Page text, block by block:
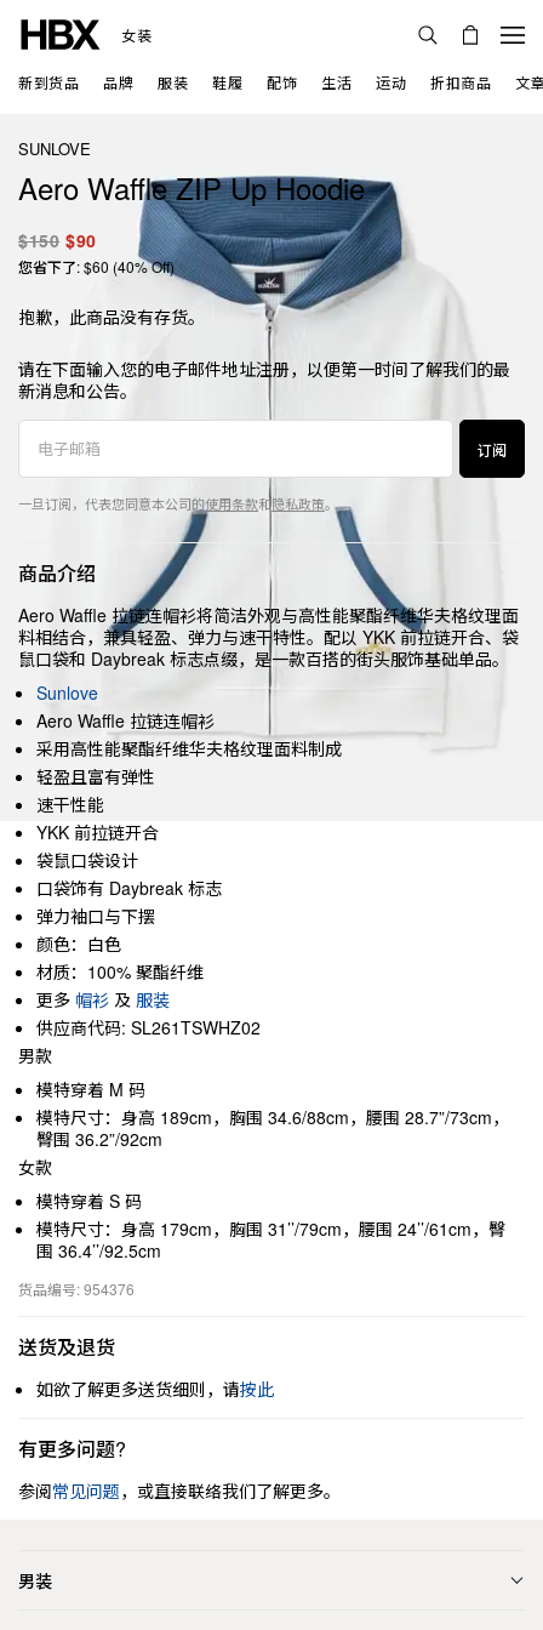
女装
新到货品 品牌 服装 鞋履 配饰 生活 运动 折扣商品 文
SUNLOVE
Aero Waffle ZIP Up Hoodie
$150 $90
您省下了: $60 (40% Off)
抱歉，此商品没有存货。
请在下面输入您的电子邮件地址注册，以便第一时间了解我们的最
新消息和公告。
订阅
一旦订阅，代表您同意本公司的使用条款和隐私政策。
商品介绍
Aero Waffle 拉链连帽衫将简洁外观与高性能聚酯纤维华夫格纹理面
料相结合，兼具轻盈、弹力与速干特性。配以 YKK 前拉链开合、袋
鼠口袋和 Daybreak 标志点缀，是一款百搭的街头服饰基础单品。
Sunlove
Aero Waffle 拉链连帽衫
采用高性能聚酯纤维华夫格纹理面料制成
轻盈且富有弹性
速干性能
YKK 前拉链开合
袋鼠口袋设计
口袋饰有 Daybreak 标志
弹力袖口与下摆
颜色：白色
材质：100% 聚酯纤维
更多 帽衫 及 服装
供应商代码: SL261TSWHZ02
男款
模特穿着 M 码
模特尺寸：身高 189cm，胸围 34.6/88cm，腰围 28.7”/73cm，
臀围 36.2”/92cm
女款
模特穿着 S 码
模特尺寸：身高 179cm，胸围 31’’/79cm，腰围 24’’/61cm，臀
围 36.4’’/92.5cm
货品编号: 954376
送货及退货
如欲了解更多送货细则，请按此
有更多问题?
参阅常见问题，或直接联络我们了解更多。
男装